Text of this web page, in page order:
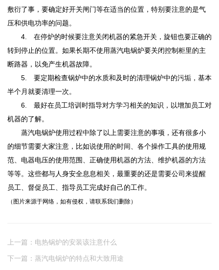
敷衍了事，要确定好开关闸门等在适当的位置，特别要注意的是气
压和供电功率的问题。
4.
在停炉的时候要注意关闭机器的紧急开关，旋钮也要正确的
转到停止的位置。如果长期不使用蒸汽电锅炉要关闭控制柜里的主
断路器，以免产生机器故障。
5.
要定期检查锅炉中的水质和及时的清理锅炉中的污垢，基本
半个月就要清理一次。
6.
最好在员工培训时指导对方学习相关的知识，以增加员工对
机器的了解。
蒸汽电锅炉使用过程中除了以上需要注意的事项，还有很多小
的细节需要大家注意，比如说使用的时间、各个操作工具的使用规
范、电器电压的使用范围、正确使用机器的方法、维护机器的方法
等等。这些都与人身安全息息相关，最重要的还是需要公司来提醒
员工、督促员工、指导员工完成好自己的工作。
（图片来源于网络，如有侵权，请联系我们删除）
上一篇：电热锅炉的安装该注意什么
下一篇：蒸汽电锅炉的特点和大致用途